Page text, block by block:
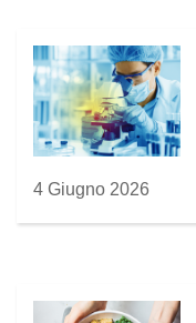
4 Giugno 2026